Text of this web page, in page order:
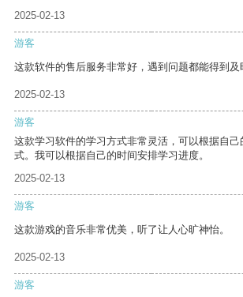
2025-02-13
游客
这款软件的售后服务非常好，遇到问题都能得到及
2025-02-13
游客
这款学习软件的学习方式非常灵活，可以根据自
式。我可以根据自己的时间安排学习进度。
2025-02-13
游客
这款游戏的音乐非常优美，听了让人心旷神怡。
2025-02-13
游客